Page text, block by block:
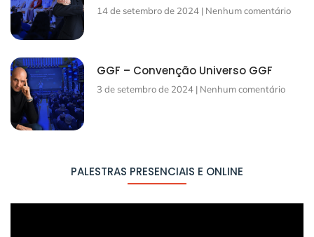
14 de setembro de 2024 Nenhum comentário
GGF – Convenção Universo GGF
3 de setembro de 2024 Nenhum comentário
PALESTRAS PRESENCIAIS E ONLINE